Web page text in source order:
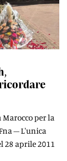
per la
– L'unica
aprile 2011